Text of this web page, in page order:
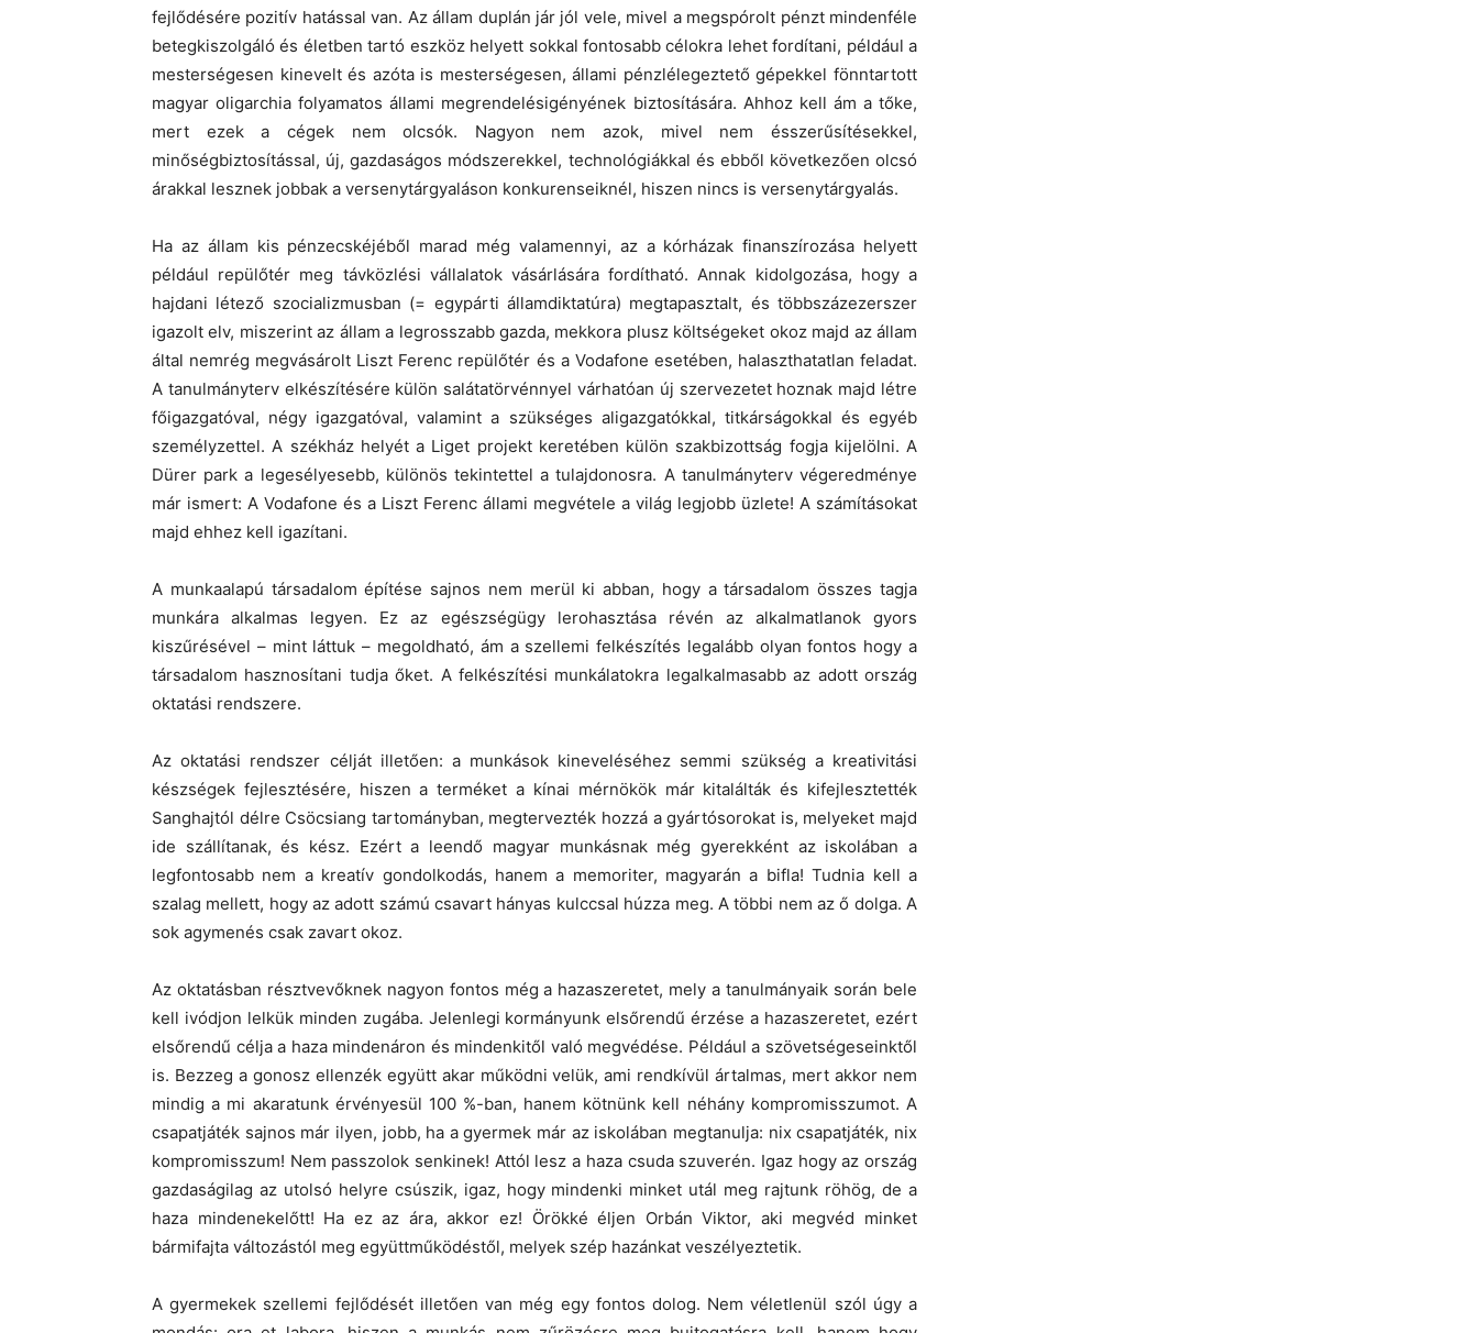
fejlődésére pozitív hatással van. Az állam duplán jár jól vele, mivel a megspórolt pénzt mindenféle
betegkiszolgáló és életben tartó eszköz helyett sokkal fontosabb célokra lehet fordítani, például a
mesterségesen kinevelt és azóta is mesterségesen, állami pénzlélegeztető gépekkel fönntartott
magyar oligarchia folyamatos állami megrendelésigényének biztosítására. Ahhoz kell ám a tőke,
mert ezek a cégek nem olcsók. Nagyon nem azok, mivel nem ésszerűsítésekkel,
minőségbiztosítással, új, gazdaságos módszerekkel, technológiákkal és ebből következően olcsó
árakkal lesznek jobbak a versenytárgyaláson konkurenseiknél, hiszen nincs is versenytárgyalás.
Ha az állam kis pénzecskéjéből marad még valamennyi, az a kórházak finanszírozása helyett
például repülőtér meg távközlési vállalatok vásárlására fordítható. Annak kidolgozása, hogy a
hajdani létező szocializmusban (= egypárti államdiktatúra) megtapasztalt, és többszázezerszer
igazolt elv, miszerint az állam a legrosszabb gazda, mekkora plusz költségeket okoz majd az állam
által nemrég megvásárolt Liszt Ferenc repülőtér és a Vodafone esetében, halaszthatatlan feladat.
A tanulmányterv elkészítésére külön salátatörvénnyel várhatóan új szervezetet hoznak majd létre
főigazgatóval, négy igazgatóval, valamint a szükséges aligazgatókkal, titkárságokkal és egyéb
személyzettel. A székház helyét a Liget projekt keretében külön szakbizottság fogja kijelölni. A
Dürer park a legesélyesebb, különös tekintettel a tulajdonosra. A tanulmányterv végeredménye
már ismert: A Vodafone és a Liszt Ferenc állami megvétele a világ legjobb üzlete! A számításokat
majd ehhez kell igazítani.
A munkaalapú társadalom építése sajnos nem merül ki abban, hogy a társadalom összes tagja
munkára alkalmas legyen. Ez az egészségügy lerohasztása révén az alkalmatlanok gyors
kiszűrésével – mint láttuk – megoldható, ám a szellemi felkészítés legalább olyan fontos hogy a
társadalom hasznosítani tudja őket. A felkészítési munkálatokra legalkalmasabb az adott ország
oktatási rendszere.
Az oktatási rendszer célját illetően: a munkások kineveléséhez semmi szükség a kreativitási
készségek fejlesztésére, hiszen a terméket a kínai mérnökök már kitalálták és kifejlesztették
Sanghajtól délre Csöcsiang tartományban, megtervezték hozzá a gyártósorokat is, melyeket majd
ide szállítanak, és kész. Ezért a leendő magyar munkásnak még gyerekként az iskolában a
legfontosabb nem a kreatív gondolkodás, hanem a memoriter, magyarán a bifla! Tudnia kell a
szalag mellett, hogy az adott számú csavart hányas kulccsal húzza meg. A többi nem az ő dolga. A
sok agymenés csak zavart okoz.
Az oktatásban résztvevőknek nagyon fontos még a hazaszeretet, mely a tanulmányaik során bele
kell ivódjon lelkük minden zugába. Jelenlegi kormányunk elsőrendű érzése a hazaszeretet, ezért
elsőrendű célja a haza mindenáron és mindenkitől való megvédése. Például a szövetségeseinktől
is. Bezzeg a gonosz ellenzék együtt akar működni velük, ami rendkívül ártalmas, mert akkor nem
mindig a mi akaratunk érvényesül 100 %-ban, hanem kötnünk kell néhány kompromisszumot. A
csapatjáték sajnos már ilyen, jobb, ha a gyermek már az iskolában megtanulja: nix csapatjáték, nix
kompromisszum! Nem passzolok senkinek! Attól lesz a haza csuda szuverén. Igaz hogy az ország
gazdaságilag az utolsó helyre csúszik, igaz, hogy mindenki minket utál meg rajtunk röhög, de a
haza mindenekelőtt! Ha ez az ára, akkor ez! Örökké éljen Orbán Viktor, aki megvéd minket
bármifajta változástól meg együttműködéstől, melyek szép hazánkat veszélyeztetik.
A gyermekek szellemi fejlődését illetően van még egy fontos dolog. Nem véletlenül szól úgy a